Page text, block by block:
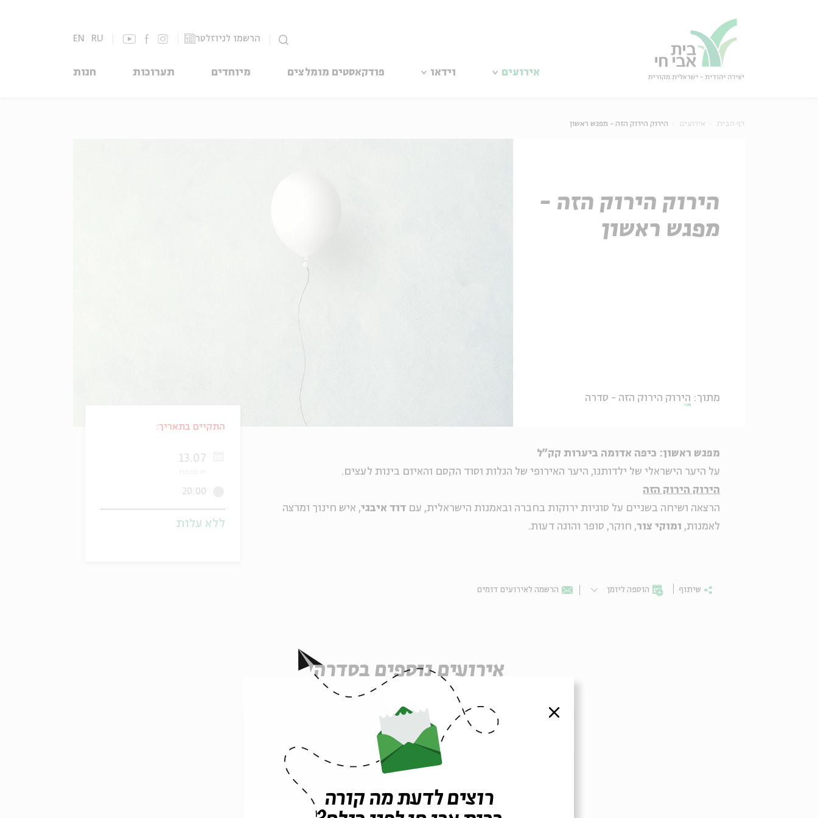
הרשמו לניוזלטר EN RU
אירועים וידאו פודקאסטים מומלצים מיוחדים תערוכות חנות
דף הבית אירועים הירוק הירוק הזה - מפגש ראשון
הירוק הירוק הזה -
מפגש ראשון
מתוך: הירוק הירוק הזה - סדרה
מפגש ראשון: כיפה אדומה ביערות קק"ל
על היער הישראלי של ילדותנו, היער האירופי של הגלות וסוד הקסם והאיום בינות לעצים.
הירוק הירוק הזה
הרצאה ושיחה בשניים על סוגיות ירוקות בחברה ובאמנות הישראלית, עם דוד איבגי, איש חינוך ומרצה
לאמנות, ומוקי צור, חוקר, סופר והוגה דעות.
שיתוף הוספה ליומן הרשמה לאירועים דומים
התקיים בתאריך:
13.07
20:00
ללא עלות
אירועים נוספים בסדרה
סגור
רוצים לדעת מה קורה